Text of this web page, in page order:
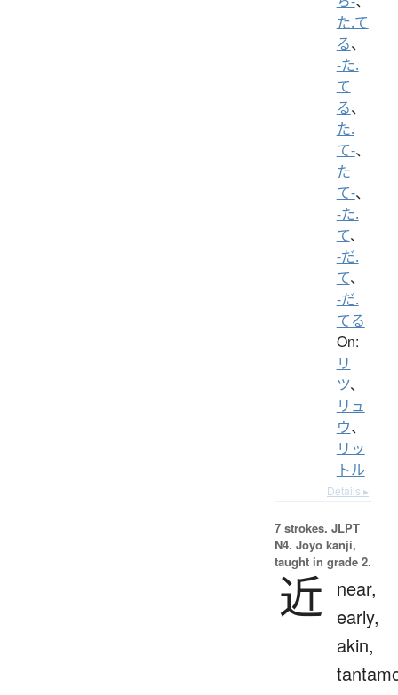
た.て
る、
-た.
て
る、
た.
て-、
た
て-、
-た.
て、
-だ.
て、
-だ.
てる
On:
リ
ツ、
リュ
ウ、
リッ
トル
Details ▸
7 strokes. JLPT
N4. Jōyō kanji,
taught in grade 2.
近
near,
early,
akin,